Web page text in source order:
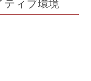
ティブ環境